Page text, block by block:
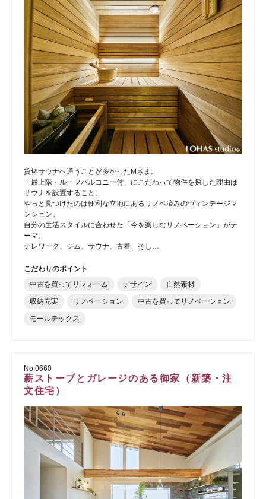
貸切サウナへ通うことが多かったMさま。
「最上階・ルーフバルコニー付」にこだわって物件を探した理由は
サウナを設置すること。
やっと見つけたのは便利な立地にあるリノベ済みのヴィンテージマ
ンション。
自分の生活スタイルに合わせた「今を楽しむリノベーション」がテ
ーマ。
テレワーク、ジム、サウナ、古着、そし…
こだわりのポイント
中古を買ってリフォーム
デザイン 自然素材
収納充実 リノベーション 中古を買ってリノベーション
モールテックス
No.0660
薪ストーブとガレージのある御家（新築・注
文住宅）